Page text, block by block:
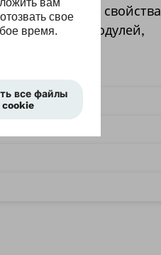
применения и свойства
коленных модулей,